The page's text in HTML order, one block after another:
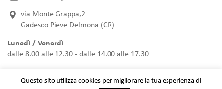
via Monte Grappa,2
Gadesco Pieve Delmona (CR)
Lunedì / Venerdì
dalle 8.00 alle 12.30 - dalle 14.00 alle 17.30
Sabato e Domenica chiuso
Questo sito utilizza cookies per migliorare la tua esperienza di